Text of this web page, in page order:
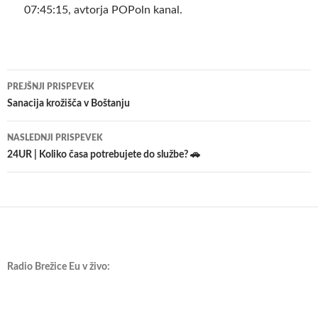
07:45:15, avtorja POPoln kanal.
Krmarjenje
po
prispevkih
PREJŠNJI PRISPEVEK
Sanacija krožišča v Boštanju
NASLEDNJI PRISPEVEK
24UR | Koliko časa potrebujete do službe? 🚗
Radio Brežice Eu v živo: